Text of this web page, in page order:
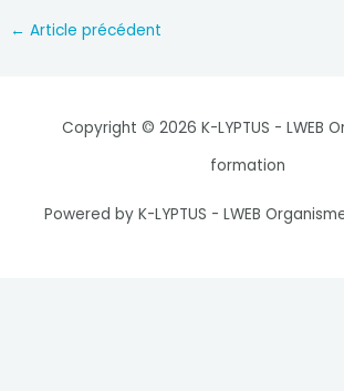
Navigation
← Article précédent
Copyright © 2026 K-LYPTUS - LWEB
formation
Powered by K-LYPTUS - LWEB